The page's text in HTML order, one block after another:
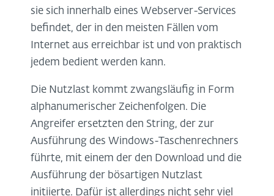
sie sich innerhalb eines Webserver-Services
befindet, der in den meisten Fällen vom
Internet aus erreichbar ist und von praktisch
jedem bedient werden kann.
Die Nutzlast kommt zwangsläufig in Form
alphanumerischer Zeichenfolgen. Die
Angreifer ersetzten den String, der zur
Ausführung des Windows-Taschenrechners
führte, mit einem der den Download und die
Ausführung der bösartigen Nutzlast
initiierte. Dafür ist allerdings nicht sehr viel